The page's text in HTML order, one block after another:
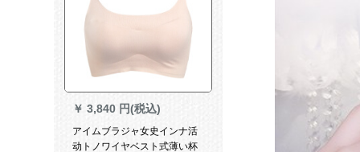
￥ 3,840 円(税込)
アイムブラジャ女史インナ活
动トノワイヤベスト式薄い杯